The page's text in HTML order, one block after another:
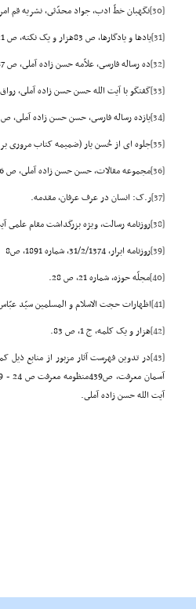
[30]
نگهبان خطّ ادب، جواد محدّثى، نشریه قم امروز، پیش
[31]
یادها و یادگارها، ص 83هزار و یک نکته، ص 621.
[32]
ده رساله فارسى، علاّمه حسن زاده آملى، ص 187نامه ها و برنامه ها، ص 131.
[33]
گفتگو با آیت الله حسن حسن زاده آملى، رواق
[34]
یازده رساله فارسى، حسن حسن زاده آملى، ص 163.
[35]
جلوه اى از حُسن یار (ضمیمه کتاب مرورى بر
[36]
مجموعه مقالات، حسن حسن زاده آملى، ص 86جرعه هاى جانبخش، از نگارنده، ص 159.
[37]
ر.ک: انسان در عرف عرفان، مقدمه.
[38]
روزنامه رسالت، ویژه بزرگداشت مقام علمى آیت
[39]
روزنامه ابرار، 31/2/1374، شماره 1891، ص8
[40]
مجلّه حوزه، شماره 21، ص 28.
[41]
اظهارات حجت الاسلام و المسلمین سیّد
[42]
هزار و یک کلمه، ج 1، ص 83.
[43]
آیت الله حسن زاده آملى.